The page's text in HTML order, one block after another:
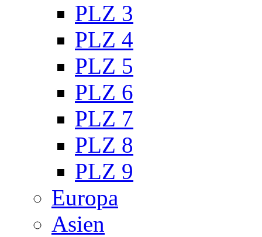
PLZ 3
PLZ 4
PLZ 5
PLZ 6
PLZ 7
PLZ 8
PLZ 9
Europa
Asien